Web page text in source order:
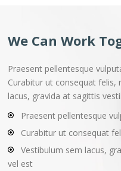
We Can Work
Praesent pellentesque
Curabitur ut consequat felis,
lacus, gravida at sagittis
Praesent pellentesque
Curabitur ut consequat
Vestibulum sem lacus,
vel est